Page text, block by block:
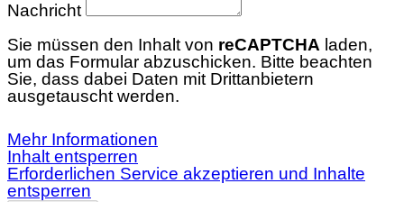
Nachricht
Sie müssen den Inhalt von reCAPTCHA laden,
um das Formular abzuschicken. Bitte beachten
Sie, dass dabei Daten mit Drittanbietern
ausgetauscht werden.
Mehr Informationen
Inhalt entsperren
Erforderlichen Service akzeptieren und Inhalte
entsperren